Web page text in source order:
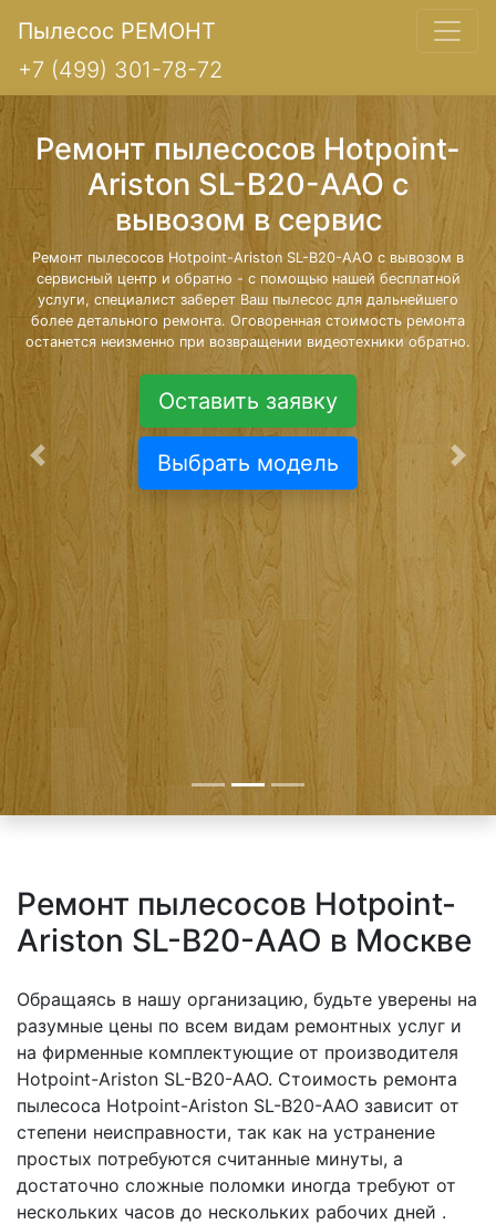
Пылесос РЕМОНТ
+7 (499) 301-78-72
Ремонт пылесосов Hotpoint-
Ariston SL-B20-AAO с
вывозом в сервис
Ремонт пылесосов Hotpoint-Ariston SL-B20-AAO с вывозом в
сервисный центр и обратно - с помощью нашей бесплатной
услуги, специалист заберет Ваш пылесос для дальнейшего
более детального ремонта. Оговоренная стоимость ремонта
останется неизменно при возвращении видеотехники обратно.
Оставить заявку
Выбрать модель
Предыдущая
Ремонт пылесосов Hotpoint-
Ariston SL-B20-AAO в Москве
Обращаясь в нашу организацию, будьте уверены на
разумные цены по всем видам ремонтных услуг и
на фирменные комплектующие от производителя
Hotpoint-Ariston SL-B20-AAO. Стоимость ремонта
пылесоса Hotpoint-Ariston SL-B20-AAO зависит от
степени неисправности, так как на устранение
простых потребуются считанные минуты, а
достаточно сложные поломки иногда требуют от
нескольких часов до нескольких рабочих дней .